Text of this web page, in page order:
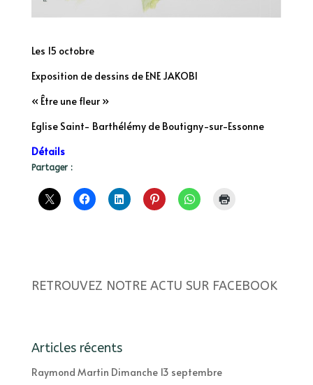
Les 15 octobre
Exposition de dessins de ENE JAKOBI
« Être une fleur »
Eglise Saint- Barthélémyde Boutigny-sur-Essonne
Détails
Partager :
RETROUVEZ NOTRE ACTU SUR FACEBOOK
Articles récents
Raymond Martin Dimanche 13 septembre